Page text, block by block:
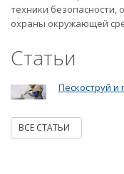
техники безопасности,
охраны окружающей
Статьи
Пескоструй и
ВСЕ СТАТЬИ